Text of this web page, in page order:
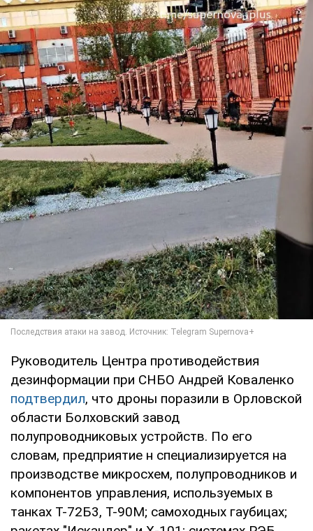
Руководитель Центра противодействия
дезинформации при СНБО Андрей Коваленко
подтвердил, что дроны поразили в Орловской
области Болховский завод
полупроводниковых устройств. По его
словам, предприятие н специализируется на
производстве микросхем, полупроводников и
компонентов управления, используемых в
танках Т-72Б3, Т-90М; самоходных гаубицах;